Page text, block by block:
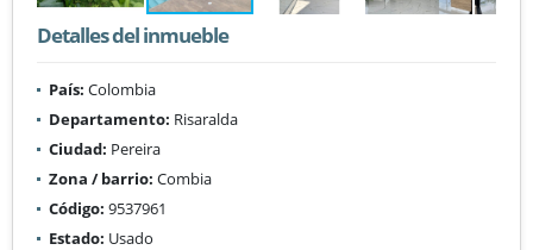
Detalles del inmueble
País: Colombia
Departamento: Risaralda
Ciudad: Pereira
Zona / barrio: Combia
Código: 9537961
Estado: Usado